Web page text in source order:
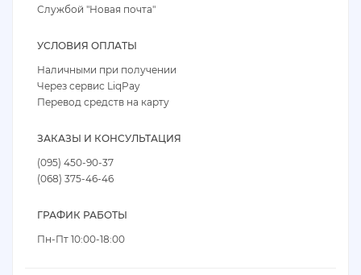
Службой "Новая почта"
УСЛОВИЯ ОПЛАТЫ
Наличными при получении
Через сервис LiqPay
Перевод средств на карту
ЗАКАЗЫ И КОНСУЛЬТАЦИЯ
(095) 450-90-37
(068) 375-46-46
ГРАФИК РАБОТЫ
Пн-Пт 10:00-18:00